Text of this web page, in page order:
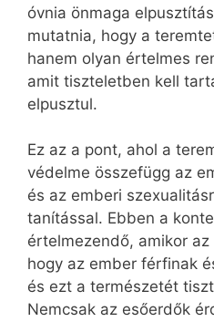
óvnia önmaga
mutatnia, hogy a
hanem olyan értelmes
amit tiszteletben kell
elpusztul.
Ez az a pont, ahol a
védelme összefügg az
és az emberi
tanítással. Ebben a
értelmezendő, amikor
hogy az ember férfinak
és ezt a természetét
Nemcsak az esőerdők